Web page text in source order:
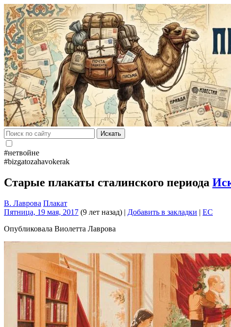
Искать
#нетвойне
#bizgatozahavokerak
Старые плакаты сталинского периода
В. Лаврова Плакат
Пятница, 19 мая, 2017 (9 лет назад) | Добавить в закладки | EC
Опубликовала Виолетта Лаврова